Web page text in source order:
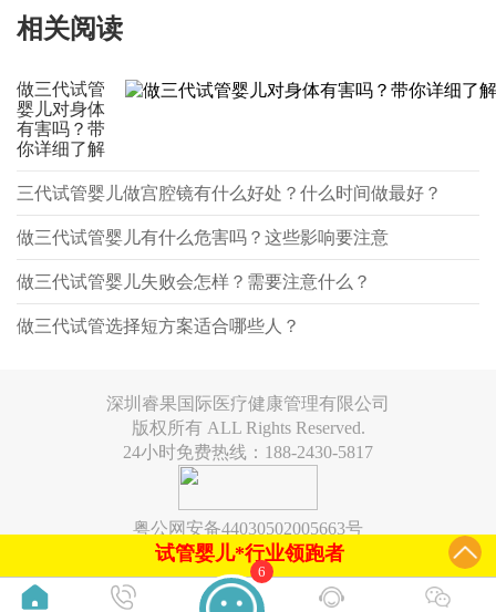
相关阅读
做三代试管
婴儿对身体
有害吗？带
你详细了解
三代试管婴儿做宫腔镜有什么好处？什么时间做最好？
做三代试管婴儿有什么危害吗？这些影响要注意
做三代试管婴儿失败会怎样？需要注意什么？
做三代试管选择短方案适合哪些人？
深圳睿果国际医疗健康管理有限公司
版权所有 ALL Rights Reserved.
24小时免费热线：188-2430-5817
粤公网安备44030502005663号
试管婴儿*行业领跑者
6